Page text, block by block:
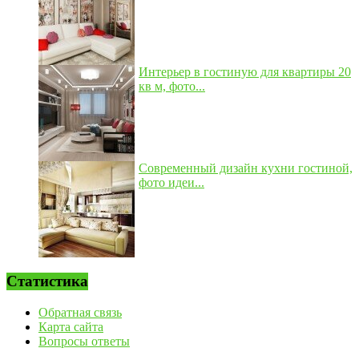
Интерьер в гостиную для квартиры 20
кв м, фото...
Современный дизайн кухни гостиной,
фото идеи...
Статистика
Обратная связь
Карта сайта
Вопросы ответы